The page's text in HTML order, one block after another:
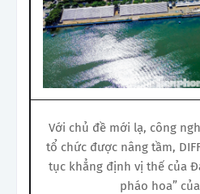
Với chủ đề mới lạ, công
tổ chức được nâng tầm,
tục khẳng định vị thế của
pháo hoa”